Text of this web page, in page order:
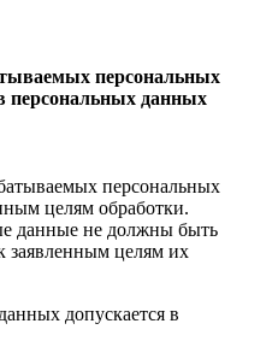
персональных
персональных данных
персональных
целям обработки.
данные не должны быть
целям их
допускается в